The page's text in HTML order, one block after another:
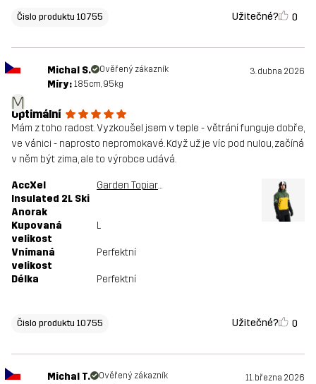
Čislo produktu 10755 Užitečné? 0
M
Michal S. Ověřený zákazník 3. dubna 2026
Míry: 185cm, 95kg
Optimální
Mám z toho radost. Vyzkoušel jsem v teple - větrání funguje dobře,
ve vánici - naprosto nepromokavé. Když už je víc pod nulou, začíná
v něm být zima, ale to výrobce udává.
AccXel
Insulated 2L Ski
Anorak
Garden Topiary/Mango Mint
Kupovaná
velikost
L
Vnímaná
velikost
Perfektní
Délka Perfektní
Čislo produktu 10755 Užitečné? 0
Michal T. Ověřený zákazník 11. března 2026